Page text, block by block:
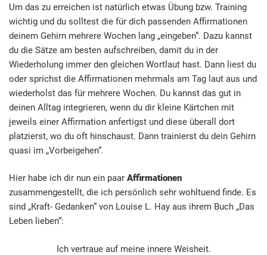
Um das zu erreichen ist natürlich etwas Übung bzw. Training
wichtig und du solltest die für dich passenden Affirmationen
deinem Gehirn mehrere Wochen lang „eingeben“. Dazu kannst
du die Sätze am besten aufschreiben, damit du in der
Wiederholung immer den gleichen Wortlaut hast. Dann liest du
oder sprichst die Affirmationen mehrmals am Tag laut aus und
wiederholst das für mehrere Wochen. Du kannst das gut in
deinen Alltag integrieren, wenn du dir kleine Kärtchen mit
jeweils einer Affirmation anfertigst und diese überall dort
platzierst, wo du oft hinschaust. Dann trainierst du dein Gehirn
quasi im „Vorbeigehen“.
Hier habe ich dir nun ein paar Affirmationen
zusammengestellt, die ich persönlich sehr wohltuend finde. Es
sind „Kraft- Gedanken“ von Louise L. Hay aus ihrem Buch „Das
Leben lieben“:
Ich vertraue auf meine innere Weisheit.